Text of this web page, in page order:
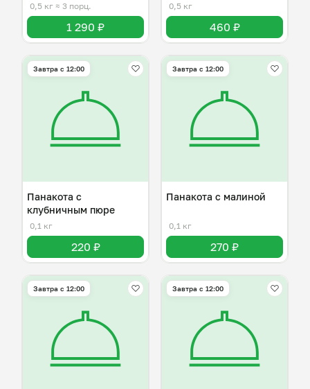
0,5 кг ≈ 3 порц.
1 290 ₽
0,5 кг
460 ₽
Завтра c 12:00
Панакота с
клубничным пюре
0,1 кг
220 ₽
Завтра c 12:00
Панакота с малиной
0,1 кг
270 ₽
Завтра c 12:00 Завтра c 12:00